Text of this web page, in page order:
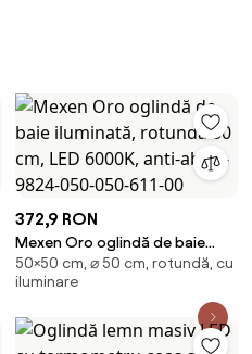
372,9 RON
Mexen Oro oglindă de baie
iluminată, rotundă 50 cm, LED
6000K, anti-abur - 9824-050-
50×50 cm, ⌀ 50 cm, rotundă, cu
iluminare